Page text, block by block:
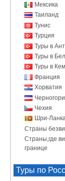
Мексика
Таиланд
Тунис
Турция
Туры в
Туры в
Туры в
Франция
Хорватия
Чехия
Шри-
Страны
Страны,где
границе
Туры по